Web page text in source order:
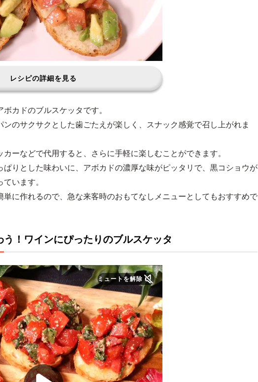
レシピの詳細を見る
カドのブルスケッタです。
ンのサクサクとした歯ごたえが楽しく、スナック感覚で召し上がれま
ーなどで代用すると、さらに手軽に楽しむことができます。
ぱりとした味わいに、アボカドの濃厚な味がピッタリで、黒コショウが
います。
単に作れるので、急な来客時のおもてなしメニューとしてもおすすめで
う！ワインにぴったりのブルスケッタ
ミュートを解除